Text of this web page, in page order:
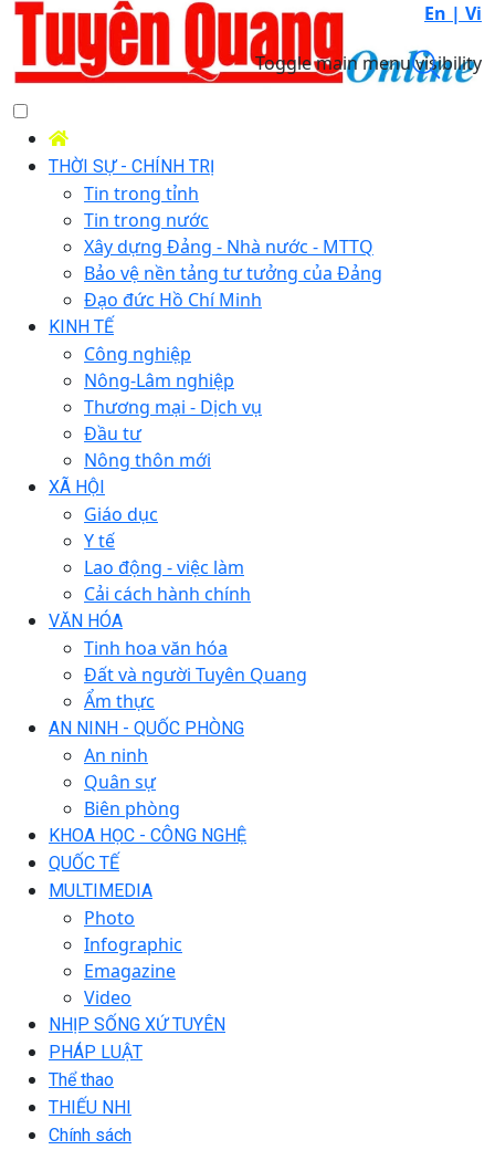
En | Vi
Toggle main menu visibility
THỜI SỰ - CHÍNH TRỊ
Tin trong tỉnh
Tin trong nước
Xây dựng Đảng - Nhà nước - MTTQ
Bảo vệ nền tảng tư tưởng của Đảng
Đạo đức Hồ Chí Minh
KINH TẾ
Công nghiệp
Nông-Lâm nghiệp
Thương mại - Dịch vụ
Đầu tư
Nông thôn mới
XÃ HỘI
Giáo dục
Y tế
Lao động - việc làm
Cải cách hành chính
VĂN HÓA
Tinh hoa văn hóa
Đất và người Tuyên Quang
Ẩm thực
AN NINH - QUỐC PHÒNG
An ninh
Quân sự
Biên phòng
KHOA HỌC - CÔNG NGHỆ
QUỐC TẾ
MULTIMEDIA
Photo
Infographic
Emagazine
Video
NHỊP SỐNG XỨ TUYÊN
PHÁP LUẬT
Thể thao
THIẾU NHI
Chính sách